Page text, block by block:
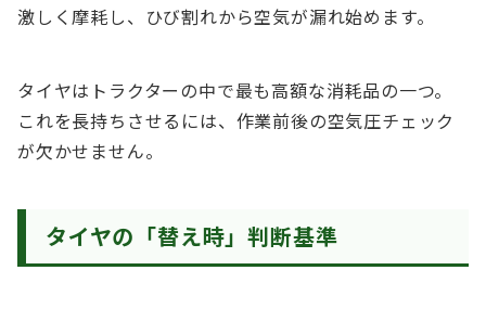
激しく摩耗し、ひび割れから空気が漏れ始めます。
タイヤはトラクターの中で最も高額な消耗品の一つ。
これを長持ちさせるには、作業前後の空気圧チェック
が欠かせません。
タイヤの「替え時」判断基準